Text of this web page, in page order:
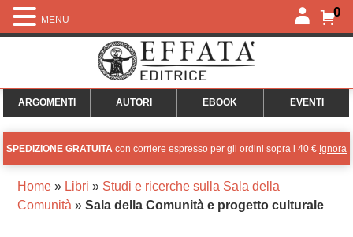
0
ARGOMENTI AUTORI EBOOK EVENTI
SPEDIZIONE GRATUITA con corriere espresso per gli ordini sopra i 40 € Ignora
Home» Libri » Studi e ricerche sulla Sala della
Comunità » Sala della Comunità e progetto culturale
MENU